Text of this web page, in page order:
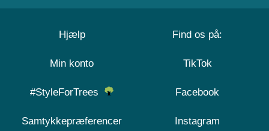
Hjælp
Min konto
#StyleForTrees
Samtykkepræferencer
Find os på:
TikTok
Facebook
Instagram